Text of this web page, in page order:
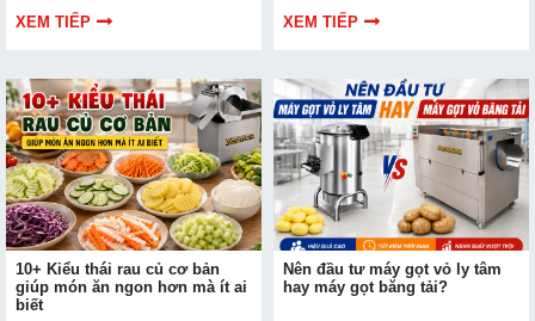
quan trọng, phân khúc giá và
hiệu quả làm sạch.
XEM TIẾP
liệu, mối hàn và lựa chọn tủ
XEM TIẾP
10+ Kiểu thái rau củ cơ bản
giúp món ăn ngon hơn mà ít ai
biết
Nên đầu tư máy gọt vỏ ly tâm
hay máy gọt băng tải?